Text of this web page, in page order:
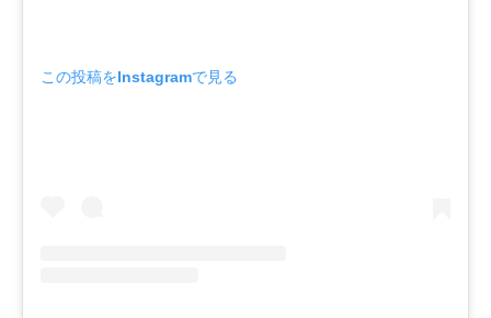
この投稿をInstagramで見る